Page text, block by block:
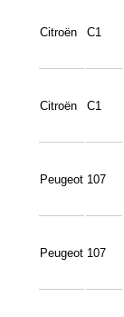
Citroën C1
Citroën C1
Peugeot 107
Peugeot 107